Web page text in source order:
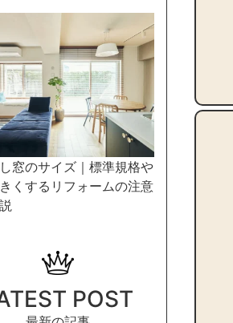
窓のサイズ｜標準規格や
くするリフォームの注意
POST